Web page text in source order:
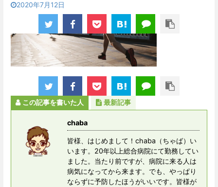
2020年7月12日
この記事を書いた人 最新記事
chaba
皆様、はじめまして！chaba（ちゃば）い
います。20年以上総合病院にて勤務してい
ました。当たり前ですが、病院に来る人は
病気になってから来ます。でも、やっぱり
ならずに予防したほうがいいです。皆様が